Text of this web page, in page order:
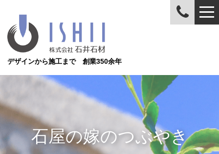
デザインから施工まで 創業350余年
石屋の嫁のつぶやき